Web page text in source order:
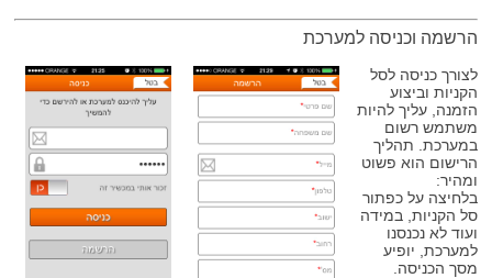
הרשמה וכניסה למערכת
לצורך כניסה לסל
הקניות וביצוע
הזמנה, עליך להיות
משתמש רשום
במערכת. תהליך
הרישום הוא פשוט
ומהיר:
בלחיצה על כפתור
סל הקניות, במידה
ועוד לא נכנסנו
למערכת, יופיע
מסך הכניסה.